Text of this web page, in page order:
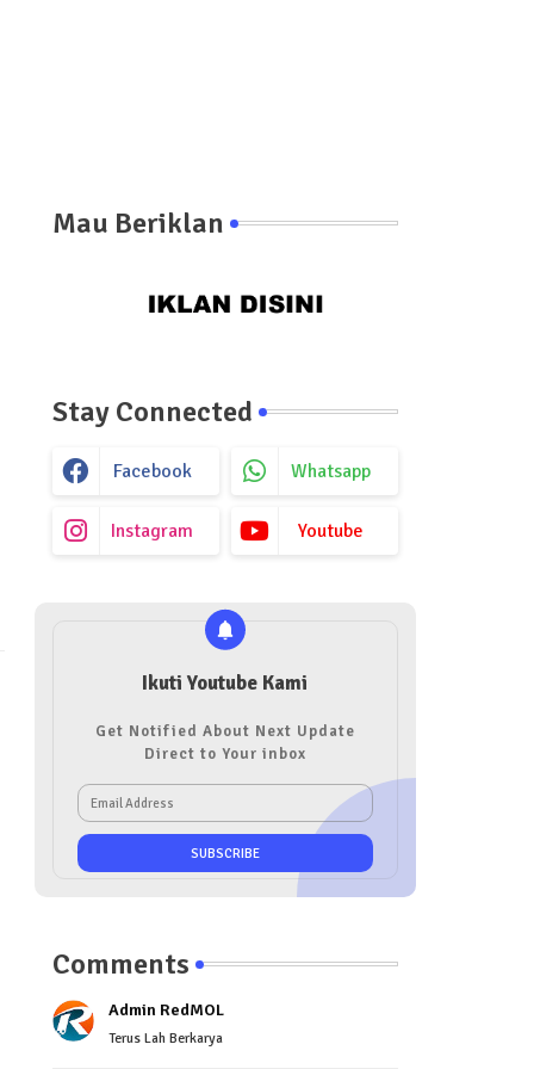
Mau Beriklan
Stay Connected
Facebook Whatsapp
Instagram Youtube
Ikuti Youtube Kami
Get Notified About Next Update
Direct to Your inbox
Comments
Admin RedMOL
Terus Lah Berkarya